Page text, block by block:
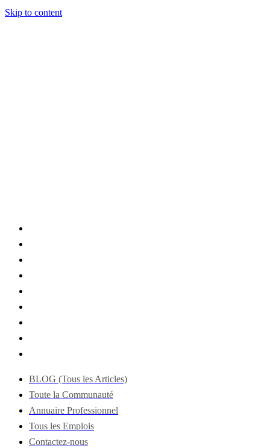
Skip to content
BLOG (Tous les Articles)
Toute la Communauté
Annuaire Professionnel
Tous les Emplois
Contactez-nous